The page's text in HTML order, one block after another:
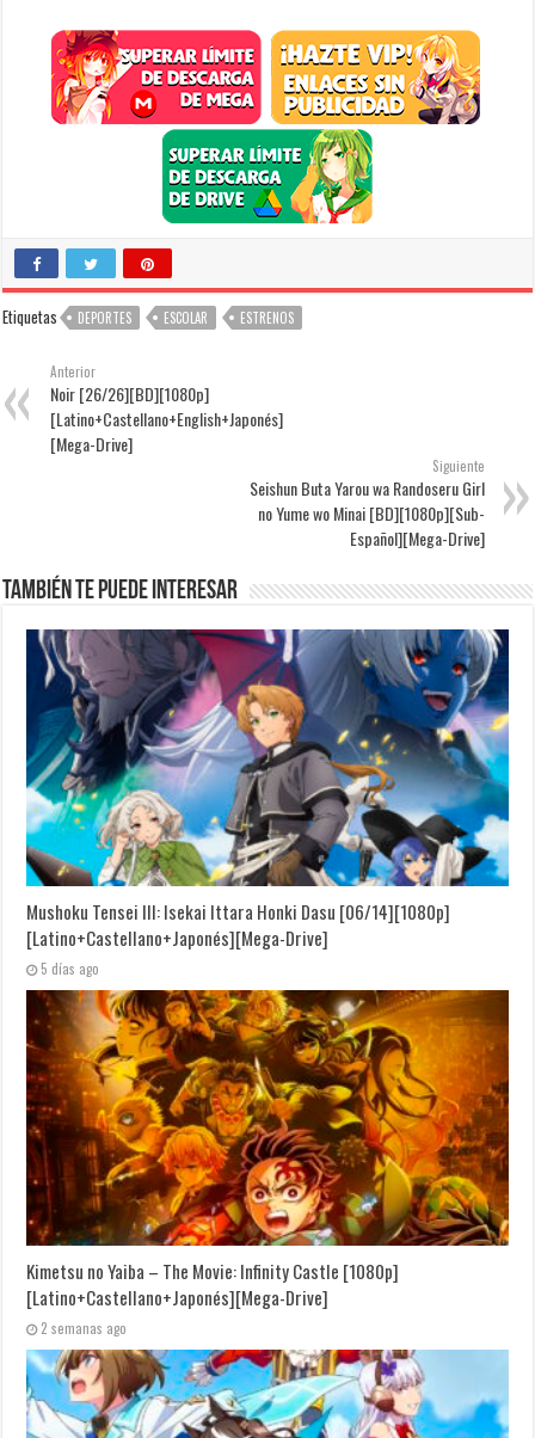
Etiquetas DEPORTES ESCOLAR ESTRENOS
Anterior
Noir [26/26][BD][1080p]
[Latino+Castellano+English+Japonés]
[Mega-Drive]
Siguiente
Seishun Buta Yarou wa Randoseru Girl
no Yume wo Minai [BD][1080p][Sub-
Español][Mega-Drive]
También te puede interesar
Mushoku Tensei III: Isekai Ittara Honki Dasu [06/14][1080p]
[Latino+Castellano+Japonés][Mega-Drive]
5 días ago
Kimetsu no Yaiba – The Movie: Infinity Castle [1080p]
[Latino+Castellano+Japonés][Mega-Drive]
2 semanas ago